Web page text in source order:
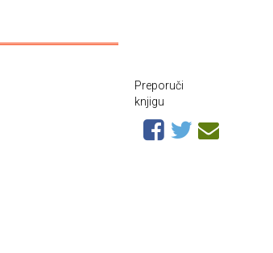
Preporuči
knjigu